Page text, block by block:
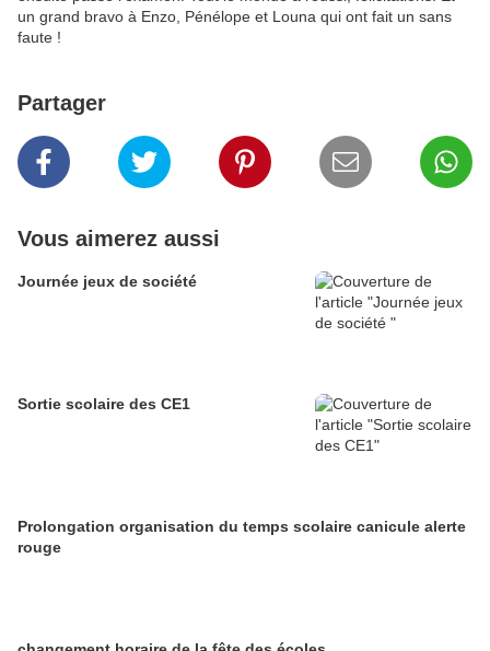
un grand bravo à Enzo, Pénélope et Louna qui ont fait un sans
faute !
Partager
Vous aimerez aussi
Journée jeux de société
Sortie scolaire des CE1
Prolongation organisation du temps scolaire canicule alerte
rouge